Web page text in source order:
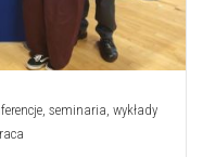
seminaria, wykłady